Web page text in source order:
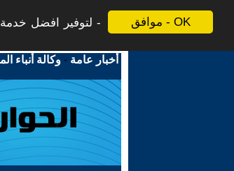
موافق - OK
لتوفير افضل
أخبار عامة -وكالة أنباء